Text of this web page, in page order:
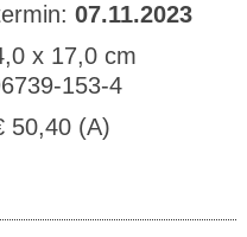
07.11.2023
x 17,0 cm
153-4
50,40 (A)